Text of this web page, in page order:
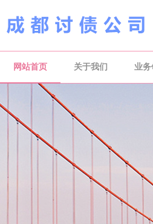
网站首页 关于我们 业务